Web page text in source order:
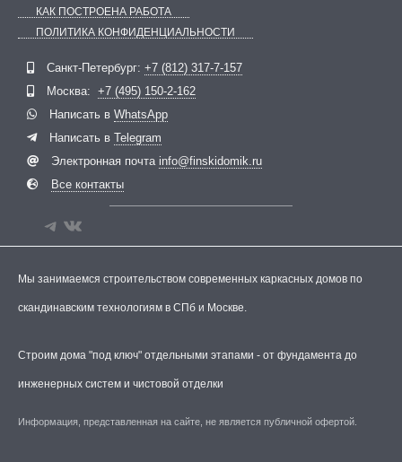
КАК ПОСТРОЕНА РАБОТА
ПОЛИТИКА КОНФИДЕНЦИАЛЬНОСТИ
Санкт-Петербург: +7 (812) 317-7-157
Москва: +7 (495) 150-2-162
Написать в WhatsApp
Написать в Telegram
Электронная почта info@finskidomik.ru
Все контакты
Мы занимаемся строительством современных каркасных домов по
скандинавским технологиям в СПб и Москве.
Строим дома "под ключ" отдельными этапами - от фундамента до
инженерных систем и чистовой отделки
Информация, представленная на сайте, не является публичной офертой.